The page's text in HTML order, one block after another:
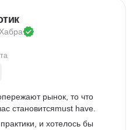
Хабра
рынок, то что
становитсяmust have.
и хотелось бы